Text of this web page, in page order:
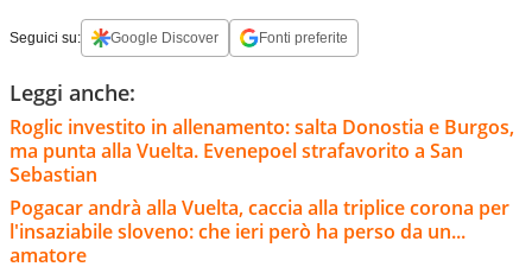
Seguici su: Google Discover Fonti preferite
Leggi anche:
Roglic investito in allenamento: salta Donostia e Burgos,
ma punta alla Vuelta. Evenepoel strafavorito a San
Sebastian
Pogacar andrà alla Vuelta, caccia alla triplice corona per
l'insaziabile sloveno: che ieri però ha perso da un...
amatore